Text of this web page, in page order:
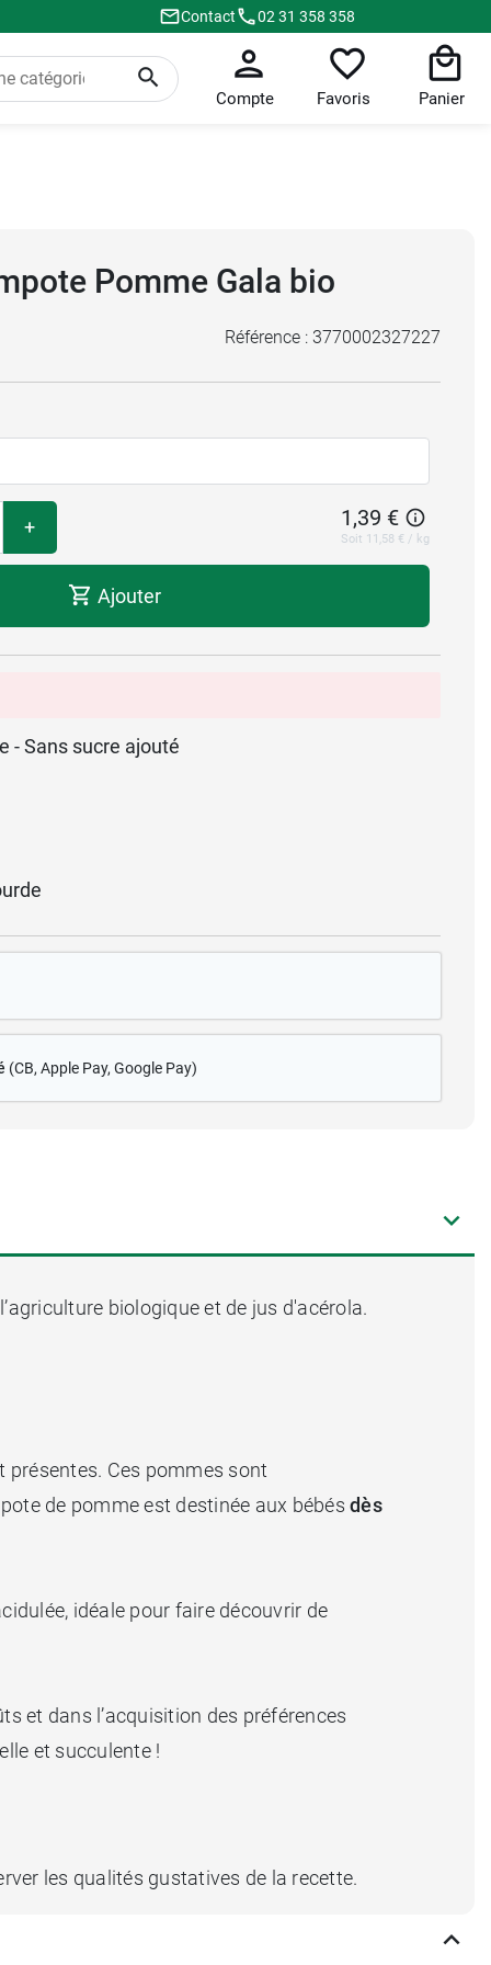
Contact 02 31 358 358
Compte Favoris Panier
Pomme Gala bio
Référence : 3770002327227
+ 1,39 €
Soit 11,58 € / kg
Ajouter
- Sans sucre ajouté
(CB, Apple Pay, Google Pay)
biologique et de jus d'acérola.
Ces pommes sont
de pomme est destinée aux bébés dès
idéale pour faire découvrir de
et dans l’acquisition des préférences
et succulente !
les qualités gustatives de la recette.